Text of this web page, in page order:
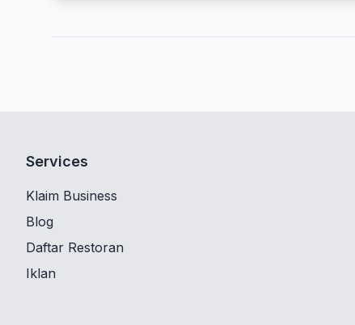
Services
Klaim Business
Blog
Daftar Restoran
Iklan